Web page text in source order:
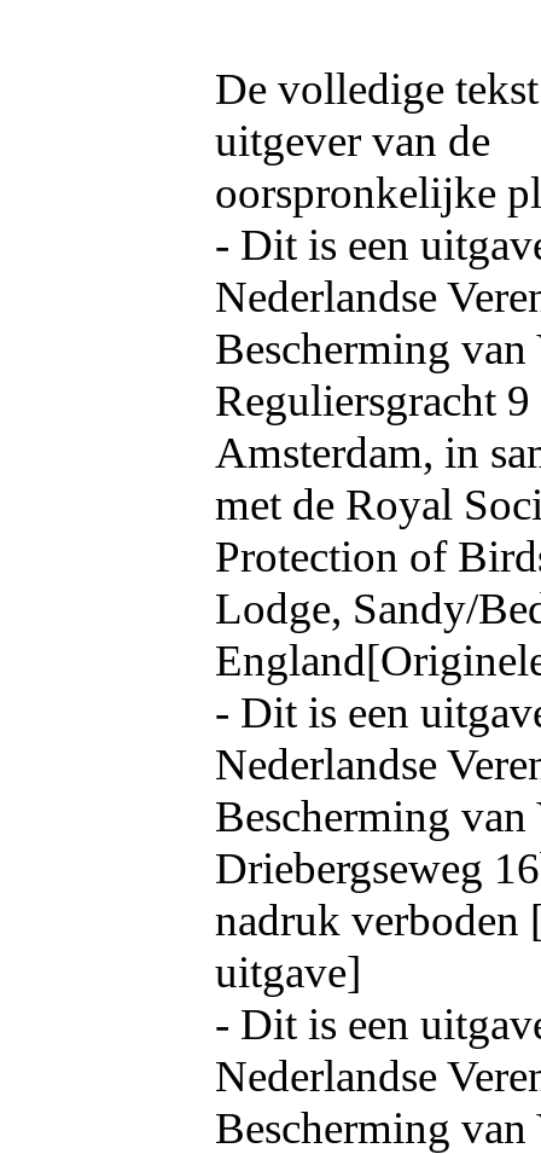
De volledige
uitgever van de
oorspronkelijke
- Dit is een
Nederlandse
Bescherming van
Reguliersgracht 9
Amsterdam, in
met de Royal
Protection of
Lodge, Sandy/
- Dit is een
Nederlandse
Bescherming van
Driebergseweg
nadruk verboden
uitgave]
- Dit is een
Nederlandse
Bescherming van